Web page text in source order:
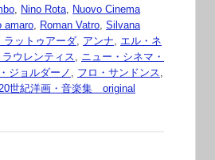
, Nino Rota, Nuovo Cinema
amaro, Roman Vatro, Silvana
ラットゥアーダ, アンナ, エル・ネ
ウレンティス, ニュー・シネマ・
ジョルダーノ, フロ・サンドンス,
世紀洋画・音楽集 original